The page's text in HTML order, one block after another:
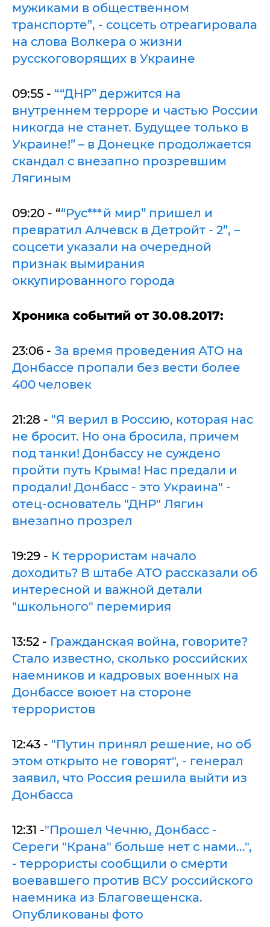
мужиками в общественном
транспорте”, - соцсеть отреагировала
на слова Волкера о жизни
русскоговорящих в Украине
09:55 - ““ДНР” держится на
внутреннем терроре и частью России
никогда не станет. Будущее только в
Украине!” – в Донецке продолжается
скандал с внезапно прозревшим
Лягиным
09:20 - ““Рус***й мир” пришел и
превратил Алчевск в Детройт - 2”, –
соцсети указали на очередной
признак вымирания
оккупированного города
Хроника событий от 30.08.2017:
23:06 - За время проведения АТО на
Донбассе пропали без вести более
400 человек
21:28 - "Я верил в Россию, которая нас
не бросит. Но она бросила, причем
под танки! Донбассу не суждено
пройти путь Крыма! Нас предали и
продали! Донбасс - это Украина" -
отец-основатель "ДНР" Лягин
внезапно прозрел
19:29 - К террористам начало
доходить? В штабе АТО рассказали об
интересной и важной детали
"школьного" перемирия
13:52 - Гражданская война, говорите?
Стало известно, сколько российских
наемников и кадровых военных на
Донбассе воюет на стороне
террористов
12:43 - "Путин принял решение, но об
этом открыто не говорят", - генерал
заявил, что Россия решила выйти из
Донбасса
12:31 -"Прошел Чечню, Донбасс -
Сереги "Крана" больше нет с нами...",
- террористы сообщили о смерти
воевавшего против ВСУ российского
наемника из Благовещенска.
Опубликованы фото